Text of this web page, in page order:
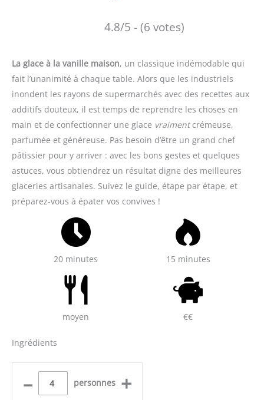
4.8/5 - (6 votes)
La glace à la vanille maison, un classique indémodable qui
fait l’unanimité à chaque table. Alors que les industriels
inondent les rayons de supermarchés avec des recettes aux
additifs douteux, il est temps de reprendre les choses en
main et de confectionner une glace vraimentcrémeuse,
parfumée et généreuse. Pas besoin d’être un grand chef
pâtissier pour y arriver : avec les bons gestes et quelques
astuces, vous obtiendrez un résultat digne des meilleures
glaceries artisanales. Suivez le guide, étape par étape, et
préparez-vous à épater vos convives !
20 minutes 15 minutes
moyen €€
Ingrédients
– personnes +